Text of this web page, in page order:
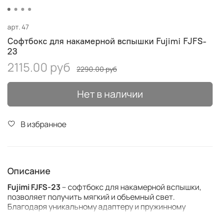
арт.47
Софтбокс для накамерной вспышки Fujimi FJFS-
23
2115.00 руб 2290.00 руб
Нет в наличии
В избранное
Описание
Fujimi FJFS-23– софтбокс для накамерной вспышки,
позволяет получить мягкий и объемный свет.
Благодаря уникальному адаптеру и пружинному